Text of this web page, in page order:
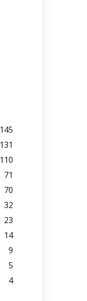
145
131
110
71
70
32
23
14
9
5
4